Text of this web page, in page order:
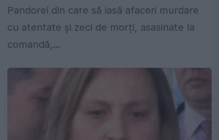
Pandorei din care să iasă afaceri murdare
cu atentate și zeci de morți, asasinate la
comandă,...